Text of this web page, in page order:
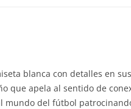
blanca con detalles en
que apela al sentido de
mundo del fútbol